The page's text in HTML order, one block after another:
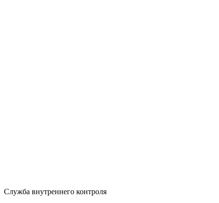
Служба внутреннего контроля